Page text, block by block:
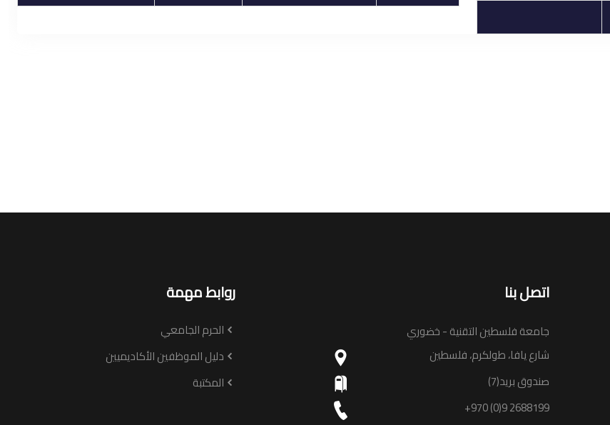
اتصل بنا
جامعة فلسطين التقنية - خضوري
شارع يافا، طولكرم، فلسطين
صندوق بريد(7)
+970 (0)9 2688199
روابط مهمة
الحرم الجامعي
دليل الموظفين الأكاديميين
المكتبة